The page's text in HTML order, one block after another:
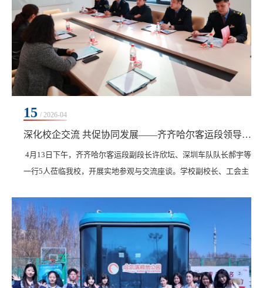
15 / 2026-04
深化校企交流 共促协同发展——齐齐哈尔客运段领导莅临我校参观考察
4月13日下午，齐齐哈尔客运段副段长许欣坛、深圳车队队长郝宇等
一行5人莅临我校，开展实地参观与交流座谈。学校副校长、工会主
行先后参观了学校人民会堂、游泳馆、体育馆、冰上运动馆等场
馆，通过实地走访，详细了解我校在基础设施建设、发展规划布
局、产教融合实践及微专业开发等方面的具体举措与成效。随后，
双方在学校外事中心进行座谈交流。许欣坛对我校在基础...